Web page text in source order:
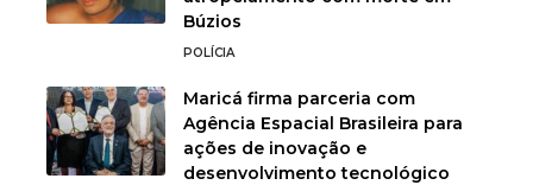
Búzios
POLÍCIA
Maricá firma parceria com
Agência Espacial Brasileira para
ações de inovação e
desenvolvimento tecnológico